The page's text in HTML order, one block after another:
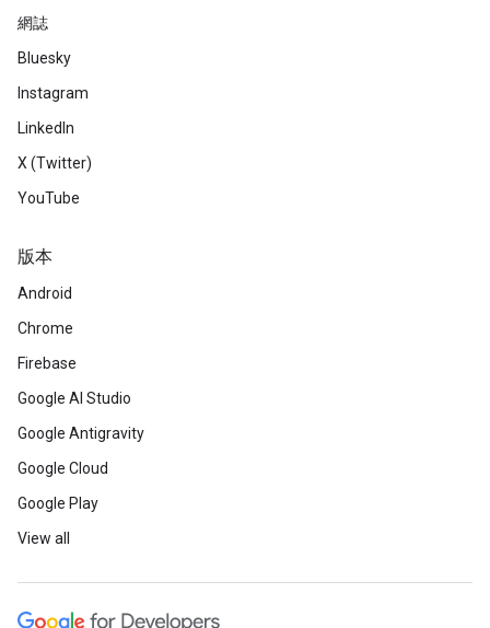
網誌
Bluesky
Instagram
LinkedIn
X (Twitter)
YouTube
版本
Android
Chrome
Firebase
Google AI Studio
Google Antigravity
Google Cloud
Google Play
View all